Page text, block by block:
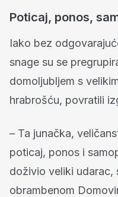
Poticaj, ponos,
Iako bez
snage su se
domoljubljem s
hrabrošću, povratili
– Ta junačka,
poticaj, ponos i
doživio veliki udarac,
obrambenom